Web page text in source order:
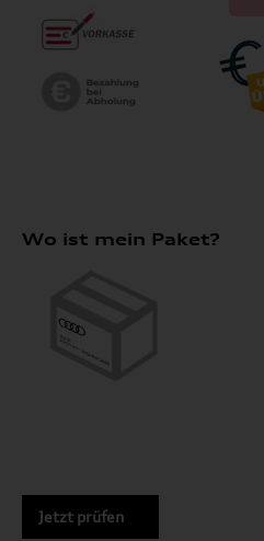
Wo ist mein Paket?
Jetzt prüfen